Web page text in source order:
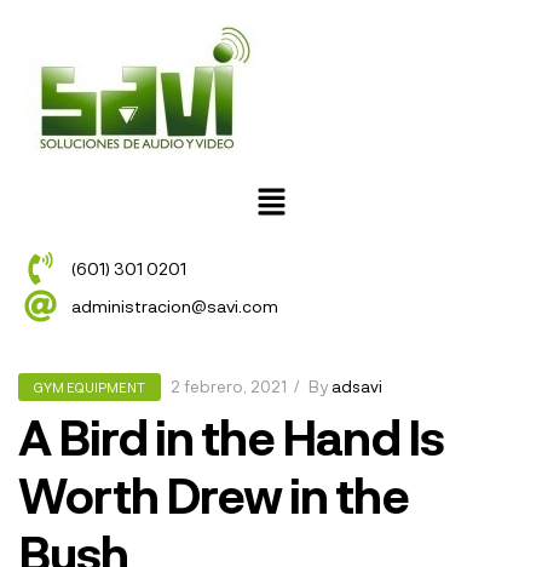
(601) 301 0201
administracion@savi.com
GYM EQUIPMENT 2 febrero, 2021 By adsavi
A Bird in the Hand Is
Worth Drew in the
Bush